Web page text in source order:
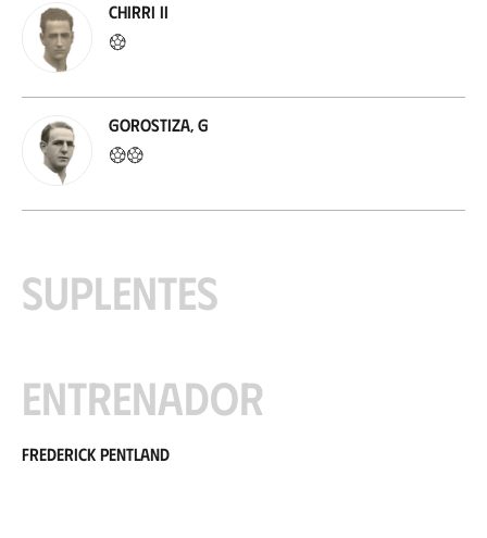
Chirri II
Gorostiza, G
Suplentes
Entrenador
Frederick Pentland